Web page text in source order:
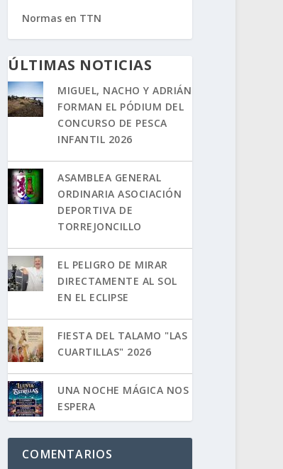
Normas en TTN
ÚLTIMAS NOTICIAS
MIGUEL, NACHO Y ADRIÁN
FORMAN EL PÓDIUM DEL
CONCURSO DE PESCA
INFANTIL 2026
ASAMBLEA GENERAL
ORDINARIA ASOCIACIÓN
DEPORTIVA DE
TORREJONCILLO
EL PELIGRO DE MIRAR
DIRECTAMENTE AL SOL
EN EL ECLIPSE
FIESTA DEL TALAMO "LAS
CUARTILLAS" 2026
UNA NOCHE MÁGICA NOS
ESPERA
COMENTARIOS